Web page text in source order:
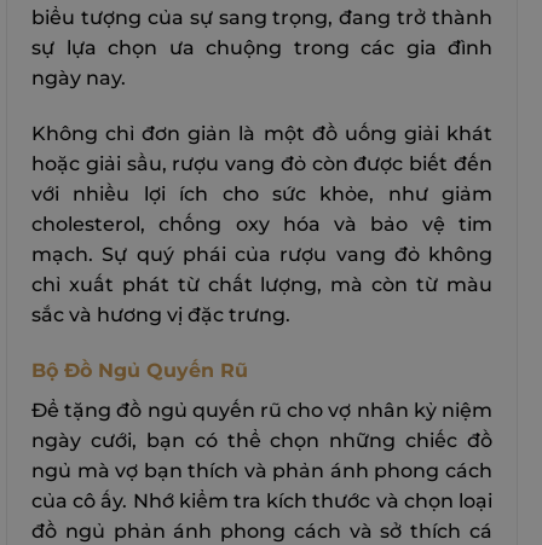
biểu tượng của sự sang trọng, đang trở thành
sự lựa chọn ưa chuộng trong các gia đình
ngày nay.
Không chỉ đơn giản là một đồ uống giải khát
hoặc giải sầu, rượu vang đỏ còn được biết đến
với nhiều lợi ích cho sức khỏe, như giảm
cholesterol, chống oxy hóa và bảo vệ tim
mạch. Sự quý phái của rượu vang đỏ không
chỉ xuất phát từ chất lượng, mà còn từ màu
sắc và hương vị đặc trưng.
Bộ Đồ Ngủ Quyến Rũ
Để tặng đồ ngủ quyến rũ cho vợ nhân kỷ niệm
ngày cưới, bạn có thể chọn những chiếc đồ
ngủ mà vợ bạn thích và phản ánh phong cách
của cô ấy. Nhớ kiểm tra kích thước và chọn loại
đồ ngủ phản ánh phong cách và sở thích cá